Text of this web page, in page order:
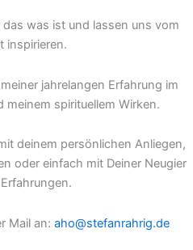
was ist und lassen uns vom
inspirieren.
jahrelangen Erfahrung im
meinem spirituellem Wirken.
deinem persönlichen Anliegen,
oder einfach mit Deiner Neugier
Mail an: aho@stefanrahrig.de